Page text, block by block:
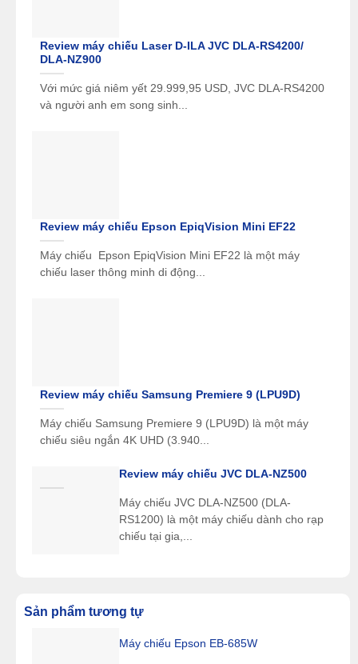
Review máy chiếu Laser D-ILA JVC DLA-RS4200/
DLA-NZ900
Với mức giá niêm yết 29.999,95 USD, JVC DLA-RS4200
và người anh em song sinh...
Review máy chiếu Epson EpiqVision Mini EF22
Máy chiếu Epson EpiqVision Mini EF22 là một máy
chiếu laser thông minh di động...
Review máy chiếu Samsung Premiere 9 (LPU9D)
Máy chiếu Samsung Premiere 9 (LPU9D) là một máy
chiếu siêu ngắn 4K UHD (3.940...
Review máy chiếu JVC DLA-NZ500
Máy chiếu JVC DLA-NZ500 (DLA-
RS1200) là một máy chiếu dành cho rạp
chiếu tại gia,...
Sản phẩm tương tự
Máy chiếu Epson EB-685W